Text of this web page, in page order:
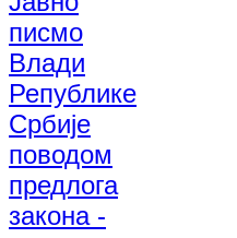
писмо
Влади
Републике
Србије
поводом
предлога
закона -